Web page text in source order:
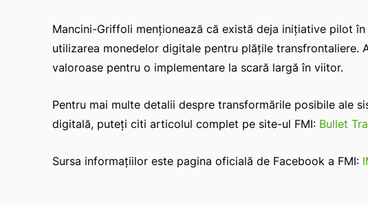
Mancini-Griffoli menționează că există deja inițiative pilot
utilizarea monedelor digitale pentru plățile transfrontaliere.
valoroase pentru o implementare la scară largă în viitor.
Pentru mai multe detalii despre transformările posibile ale
digitală, puteți citi articolul complet pe site-ul FMI: Bullet
Sursa informațiilor este pagina oficială de Facebook a FMI: